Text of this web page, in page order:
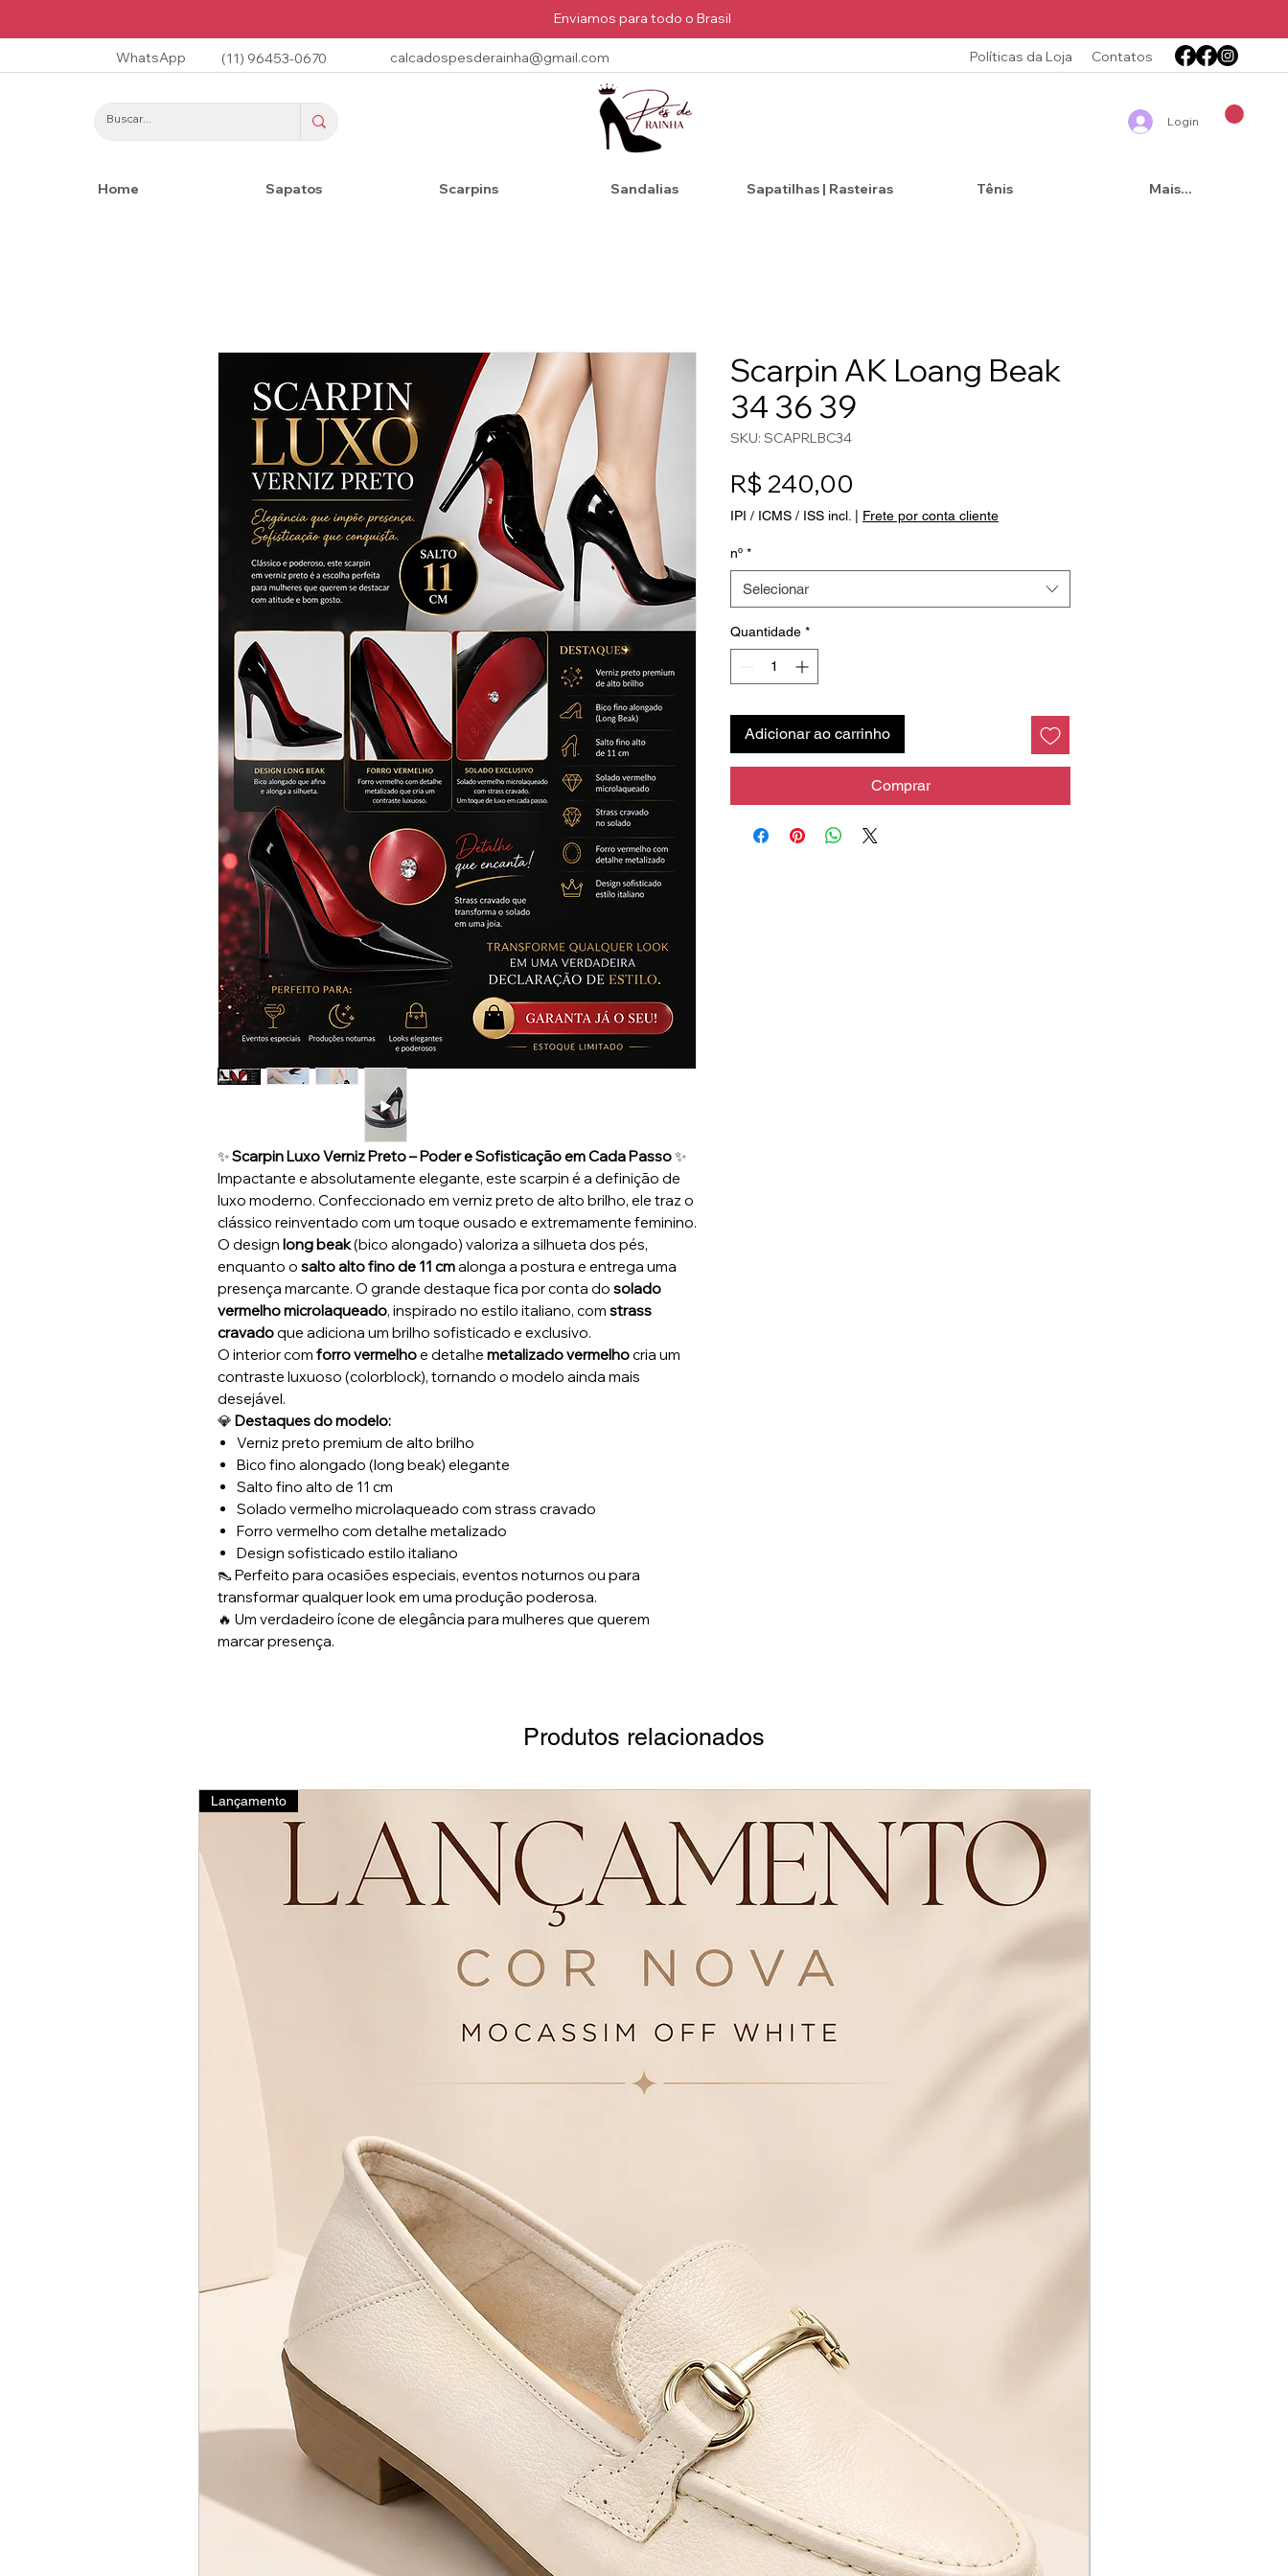
Enviamos para todo o Brasil
WhatsApp (11) 96453-0670 calcadospesderainha@gmail.com Políticas da Loja Contatos
Login
Home Sapatos Scarpins Sandalias Sapatilhas | Rasteiras Tênis Mais...
✨Scarpin Luxo Verniz Preto – Poder e Sofisticação em Cada Passo✨
Impactante e absolutamente elegante, este scarpin é a definição de
luxo moderno. Confeccionado em verniz preto de alto brilho, ele traz o
clássico reinventado com um toque ousado e extremamente feminino.
O design long beak(bico alongado) valoriza a silhueta dos pés,
enquanto o salto alto fino de 11 cmalonga a postura e entrega uma
presença marcante. O grande destaque fica por conta do solado
vermelho microlaqueado, inspirado no estilo italiano, com strass
cravadoque adiciona um brilho sofisticado e exclusivo.
O interior com forro vermelhoe detalhe metalizado vermelhocria um
contraste luxuoso (colorblock), tornando o modelo ainda mais
desejável.
💎 Destaques do modelo:
Verniz preto premium de alto brilho
Bico fino alongado (long beak) elegante
Salto fino alto de 11 cm
Solado vermelho microlaqueado com strass cravado
Forro vermelho com detalhe metalizado
Design sofisticado estilo italiano
👠 Perfeito para ocasiões especiais, eventos noturnos ou para
transformar qualquer look em uma produção poderosa.
🔥 Um verdadeiro ícone de elegância para mulheres que querem
marcar presença.
Scarpin AK Loang Beak
34 36 39
SKU: SCAPRLBC34
R$ 240,00
IPI / ICMS / ISS incl. Frete por conta cliente
nº *
Selecionar
Quantidade *
Adicionar ao carrinho
Comprar
Produtos relacionados
Lançamento